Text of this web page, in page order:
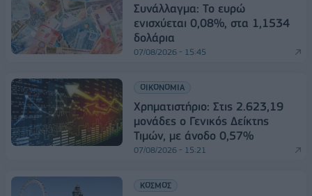
Συνάλλαγμα: Το ευρώ
ενισχύεται 0,08%, στα 1,1534
δολάρια
07/08/2026 - 15:45
ΟΙΚΟΝΟΜΙΑ
Χρηματιστήριο: Στις 2.623,19
μονάδες ο Γενικός Δείκτης
Τιμών, με άνοδο 0,57%
07/08/2026 - 15:21
ΚΟΣΜΟΣ